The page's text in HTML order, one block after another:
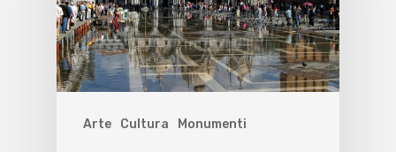
Arte Cultura Monumenti